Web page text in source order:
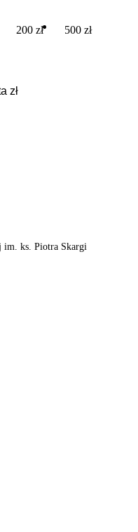
200 zł 500 zł
im. ks. Piotra Skargi